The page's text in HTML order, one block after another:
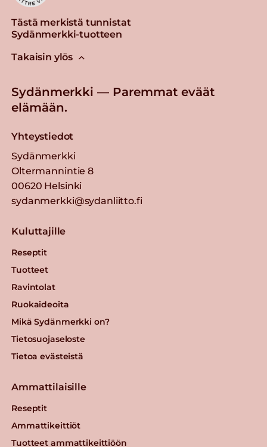
Tästä merkistä tunnistat
Sydänmerkki-tuotteen
Takaisin ylös
Sydänmerkki — Paremmat eväät
elämään.
Yhteystiedot
Sydänmerkki
Oltermannintie 8
00620 Helsinki
sydanmerkki@sydanliitto.fi
Kuluttajille
Reseptit
Tuotteet
Ravintolat
Ruokaideoita
Mikä Sydänmerkki on?
Tietosuojaseloste
Tietoa evästeistä
Ammattilaisille
Reseptit
Ammattikeittiöt
Tuotteet ammattikeittiöön